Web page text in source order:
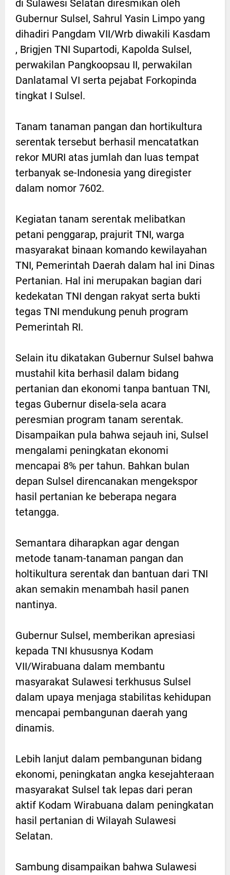
di Sulawesi Selatan diresmikan oleh
Gubernur Sulsel, Sahrul Yasin Limpo yang
dihadiri Pangdam VII/Wrb diwakili Kasdam
, Brigjen TNI Supartodi, Kapolda Sulsel,
perwakilan Pangkoopsau II, perwakilan
Danlatamal VI serta pejabat Forkopinda
tingkat I Sulsel.
Tanam tanaman pangan dan hortikultura
serentak tersebut berhasil mencatatkan
rekor MURI atas jumlah dan luas tempat
terbanyak se-Indonesia yang diregister
dalam nomor 7602.
Kegiatan tanam serentak melibatkan
petani penggarap, prajurit TNI, warga
masyarakat binaan komando kewilayahan
TNI, Pemerintah Daerah dalam hal ini Dinas
Pertanian. Hal ini merupakan bagian dari
kedekatan TNI dengan rakyat serta bukti
tegas TNI mendukung penuh program
Pemerintah RI.
Selain itu dikatakan Gubernur Sulsel bahwa
mustahil kita berhasil dalam bidang
pertanian dan ekonomi tanpa bantuan TNI,
tegas Gubernur disela-sela acara
peresmian program tanam serentak.
Disampaikan pula bahwa sejauh ini, Sulsel
mengalami peningkatan ekonomi
mencapai 8% per tahun. Bahkan bulan
depan Sulsel direncanakan mengekspor
hasil pertanian ke beberapa negara
tetangga.
Semantara diharapkan agar dengan
metode tanam-tanaman pangan dan
holtikultura serentak dan bantuan dari TNI
akan semakin menambah hasil panen
nantinya.
Gubernur Sulsel, memberikan apresiasi
kepada TNI khususnya Kodam
VII/Wirabuana dalam membantu
masyarakat Sulawesi terkhusus Sulsel
dalam upaya menjaga stabilitas kehidupan
mencapai pembangunan daerah yang
dinamis.
Lebih lanjut dalam pembangunan bidang
ekonomi, peningkatan angka kesejahteraan
masyarakat Sulsel tak lepas dari peran
aktif Kodam Wirabuana dalam peningkatan
hasil pertanian di Wilayah Sulawesi
Selatan.
Sambung disampaikan bahwa Sulawesi